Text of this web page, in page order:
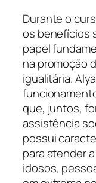
Durante o
os benefícios
papel
na promoção
igualitária.
que, juntos,
assistência
possui
para atender
idosos,